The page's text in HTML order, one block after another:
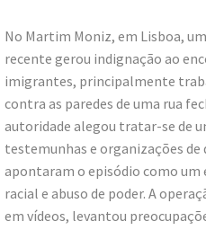
No Martim Moniz, em Lisboa,
recente gerou indignação ao
imigrantes, principalmente
contra as paredes de uma rua
autoridade alegou tratar-se de
testemunhas e organizações
apontaram o episódio como
racial e abuso de poder. A
em vídeos, levantou